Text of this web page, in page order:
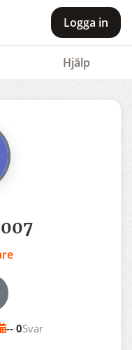
Logga in
Hjälp
--·0Svar